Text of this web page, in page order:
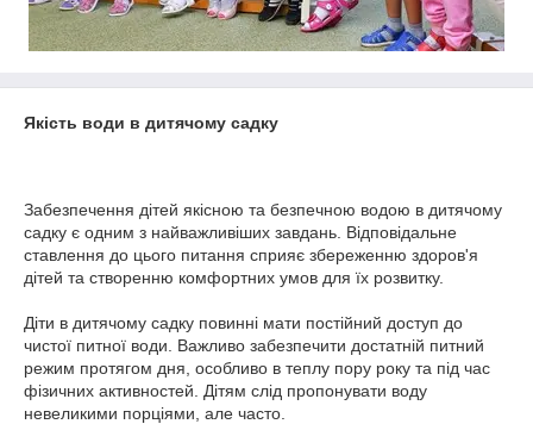
Якість води в дитячому садку
Забезпечення дітей якісною та безпечною водою в дитячому
садку є одним з найважливіших завдань. Відповідальне
ставлення до цього питання сприяє збереженню здоров'я
дітей та створенню комфортних умов для їх розвитку.
Діти в дитячому садку повинні мати постійний доступ до
чистої питної води. Важливо забезпечити достатній питний
режим протягом дня, особливо в теплу пору року та під час
фізичних активностей. Дітям слід пропонувати воду
невеликими порціями, але часто.